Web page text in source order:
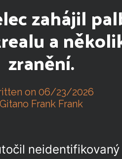
zahájil
a
zranění.
on 06/23/2026
Gitano Frank Frank